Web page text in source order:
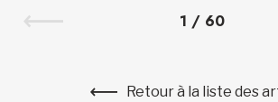
1 / 60
Retour à la liste des